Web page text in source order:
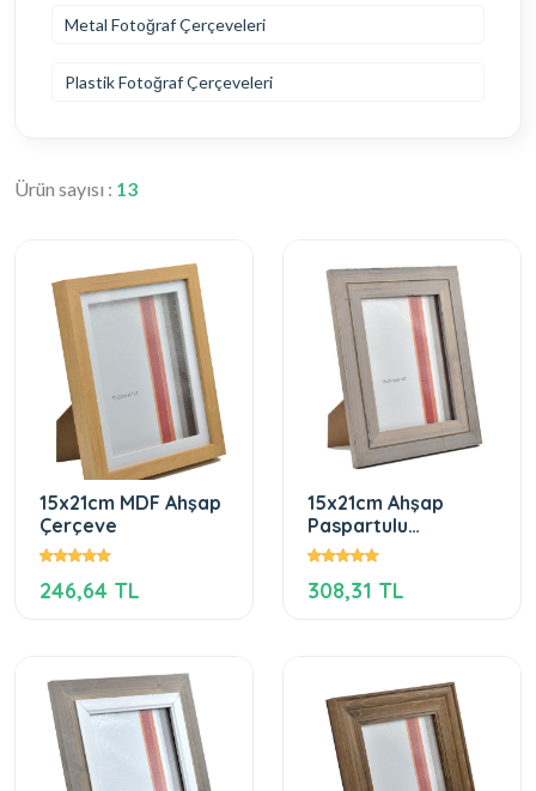
Metal Fotoğraf Çerçeveleri
Plastik Fotoğraf Çerçeveleri
Ürün sayısı : 13
15x21cm MDF Ahşap
Çerçeve
246,64 TL
15x21cm Ahşap
Paspartulu
Fotoğraf Çerçevesi
308,31 TL